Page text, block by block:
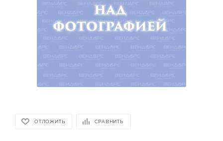
ОТЛОЖИТЬ СРАВНИТЬ